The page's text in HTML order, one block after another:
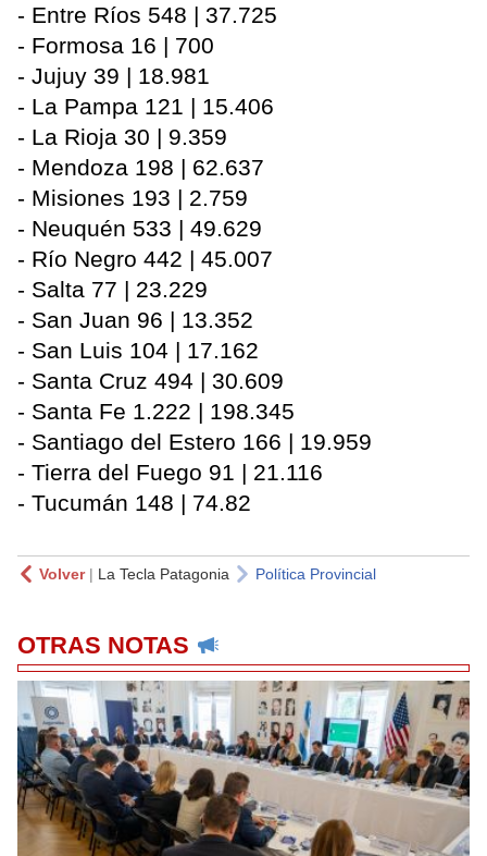
- Entre Ríos 548 | 37.725
- Formosa 16 | 700
- Jujuy 39 | 18.981
- La Pampa 121 | 15.406
- La Rioja 30 | 9.359
- Mendoza 198 | 62.637
- Misiones 193 | 2.759
- Neuquén 533 | 49.629
- Río Negro 442 | 45.007
- Salta 77 | 23.229
- San Juan 96 | 13.352
- San Luis 104 | 17.162
- Santa Cruz 494 | 30.609
- Santa Fe 1.222 | 198.345
- Santiago del Estero 166 | 19.959
- Tierra del Fuego 91 | 21.116
- Tucumán 148 | 74.82
Volver| La Tecla Patagonia Política Provincial
OTRAS NOTAS